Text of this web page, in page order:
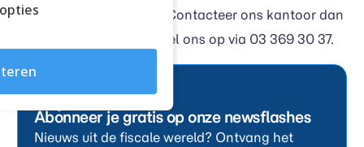
Abonneer je gratis op onze newsflashes
Nieuws uit de fiscale wereld? Ontvang het
Meer informatie nodig? Contacteer ons kantoor dan
of bel ons op via 03 369 30 37.